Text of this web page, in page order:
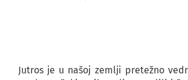
Jutros je u našoj zemlji pretežno